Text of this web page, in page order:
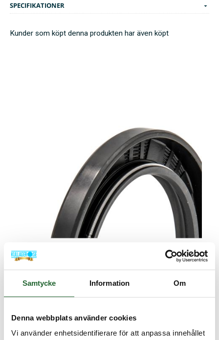
Samtycke Information Om
Denna webbplats använder cookies
Vi använder enhetsidentifierare för att anpassa innehållet
SPECIFIKATIONER
Kunder som köpt denna produkten har även köpt
Radialtätning 22x40x7 AS
Radialtätning med fjäder. Med dammtunga för att skydda mot smuts
I lager
Art nr. R22407AS
Köp